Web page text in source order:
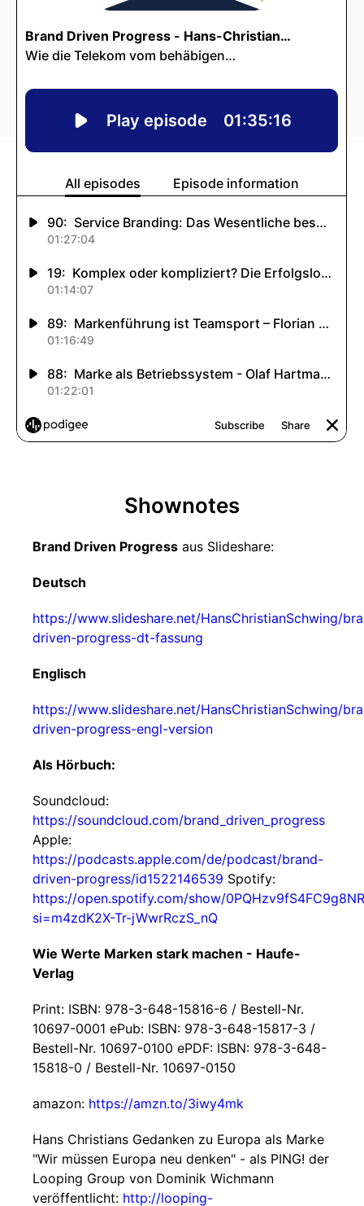
Shownotes
Brand Driven Progress aus Slideshare:
Deutsch
https://www.slideshare.net/HansChristianSchwing/
driven-progress-dt-fassung
Englisch
https://www.slideshare.net/HansChristianSchwing/
driven-progress-engl-version
Als Hörbuch:
Soundcloud:
https://soundcloud.com/brand_driven_progress
Apple:
https://podcasts.apple.com/de/podcast/brand-
driven-progress/id1522146539 Spotify:
https://open.spotify.com/show/
si=m4zdK2X-Tr-jWwrRczS_nQ
Wie Werte Marken stark machen - Haufe-
Verlag
Print: ISBN: 978-3-648-15816-6 / Bestell-Nr.
10697-0001 ePub: ISBN: 978-3-648-15817-3 /
Bestell-Nr. 10697-0100 ePDF: ISBN: 978-3-648-
15818-0 / Bestell-Nr. 10697-0150
amazon: https://amzn.to/3iwy4mk
Hans Christians Gedanken zu Europa als Marke
"Wir müssen Europa neu denken" - als PING! der
Looping Group von Dominik Wichmann
veröffentlicht: http://looping-